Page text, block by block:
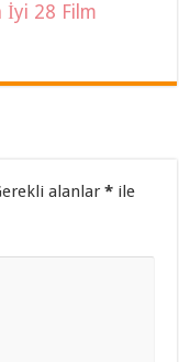
İyi 28 Film
alanlar* ile